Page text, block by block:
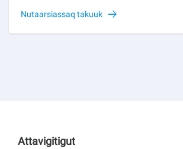
Nutaarsiassaq takuuk
Attavigitigut